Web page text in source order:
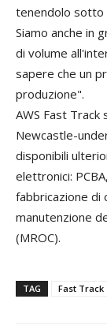
tenendolo sotto
Siamo anche in
di volume
sapere che un
produzione".
AWS Fast
Newcastle-
disponibili
elettronici:
fabbricazione di
manutenzione
(MROC).
TAG Fast Track